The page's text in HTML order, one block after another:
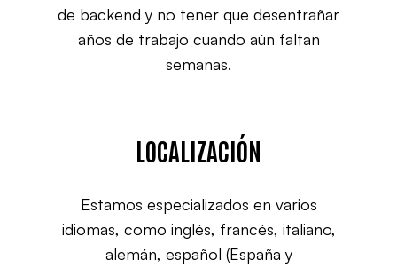
de backend y no tener que desentrañar
años de trabajo cuando aún faltan
semanas.
LOCALIZACIÓN
Estamos especializados en varios
idiomas, como inglés, francés, italiano,
alemán, español (España y